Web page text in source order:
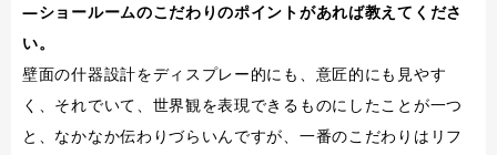
―ショールームのこだわりのポイントがあれば教えてくださ
い。
壁面の什器設計をディスプレー的にも、意匠的にも見やす
く、それでいて、世界観を表現できるものにしたことが一つ
と、なかなか伝わりづらいんですが、一番のこだわりはリフ